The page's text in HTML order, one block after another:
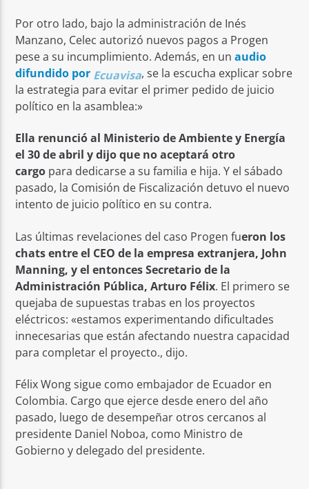
Por otro lado, bajo la administración de Inés
Manzano, Celec autorizó nuevos pagos a Progen
pese a su incumplimiento. Además, en un audio
difundido por Ecuavisa, se la escucha explicar sobre
la estrategia para evitar el primer pedido de juicio
político en la asamblea:»
Ella renunció al Ministerio de Ambiente y Energía
el 30 de abril y dijo que no aceptará otro
cargo para dedicarse a su familia e hija. Y el sábado
pasado, la Comisión de Fiscalización detuvo el nuevo
intento de juicio político en su contra.
Las últimas revelaciones del caso Progen fueron los
chats entre el CEO de la empresa extranjera, John
Manning, y el entonces Secretario de la
Administración Pública, Arturo Félix. El primero se
quejaba de supuestas trabas en los proyectos
eléctricos: «estamos experimentando dificultades
innecesarias que están afectando nuestra capacidad
para completar el proyecto., dijo.
Félix Wong sigue como embajador de Ecuador en
Colombia. Cargo que ejerce desde enero del año
pasado, luego de desempeñar otros cercanos al
presidente Daniel Noboa, como Ministro de
Gobierno y delegado del presidente.